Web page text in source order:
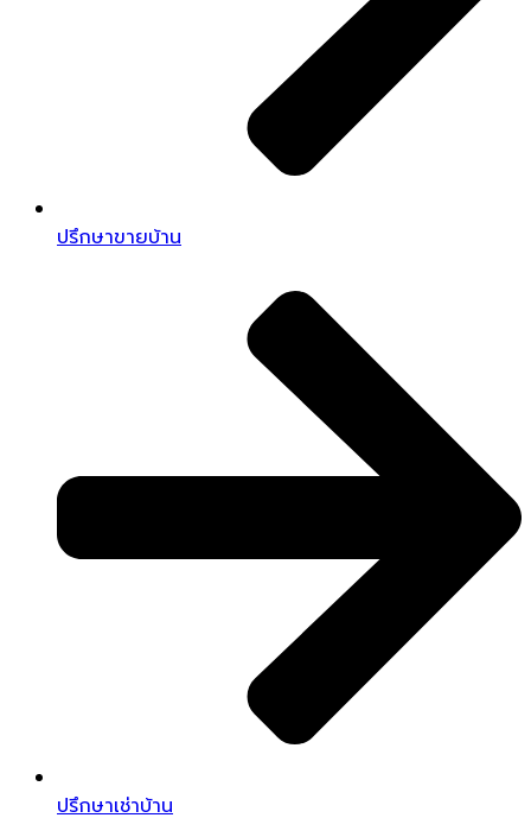
ปรึกษาขายบ้าน
ปรึกษาเช่าบ้าน